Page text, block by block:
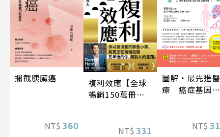
攔截胰臟癌
NT$ 360
複利效應【全球
暢銷150萬冊・
NT$ 331
圖解‧最先進醫
療 癌症基因療
NT$